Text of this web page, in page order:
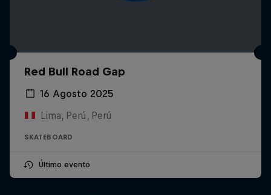
Red Bull Road Gap
16 Agosto 2025
Lima, Perú, Perú
SKATEBOARD
Último evento